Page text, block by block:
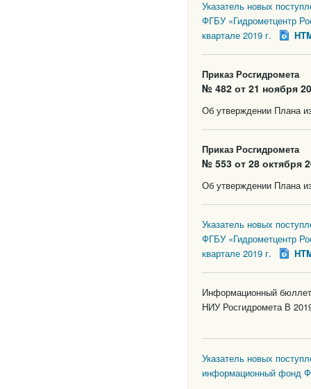
Указатель новых
ФГБУ «Гидрометцентр
квартале 2019 г.
Приказ Росгидромета
№ 482 от 21 ноября
Об утверждении Плана
Приказ Росгидромета
№ 553 от 28 октября
Об утверждении Плана
Указатель новых
ФГБУ «Гидрометцентр
квартале 2019 г.
Информационный
НИУ Росгидромета В
Указатель новых
информационный фонд